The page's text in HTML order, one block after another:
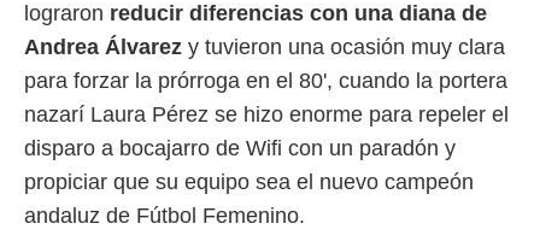
lograron reducir diferencias con una diana de
Andrea Álvarez y tuvieron una ocasión muy clara
para forzar la prórroga en el 80', cuando la portera
nazarí Laura Pérez se hizo enorme para repeler el
disparo a bocajarro de Wifi con un paradón y
propiciar que su equipo sea el nuevo campeón
andaluz de Fútbol Femenino.